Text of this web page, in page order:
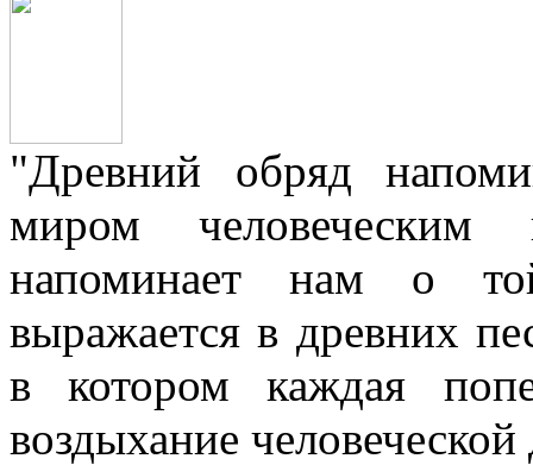
"Древний обряд
миром
напоминает нам о
выражается в древних
в котором каждая
воздыхание